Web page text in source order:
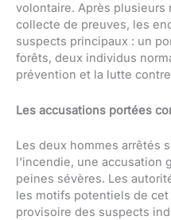
volontaire. Après plusieurs
collecte de preuves, les
suspects principaux : un
forêts, deux individus
prévention et la lutte
Les accusations portées
Les deux hommes arrêtés
l’incendie, une accusation
peines sévères. Les
les motifs potentiels de
provisoire des suspects